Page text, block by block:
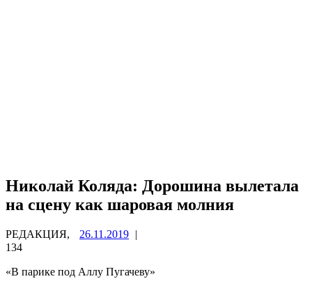
Николай Коляда: Дорошина вылетала
на сцену как шаровая молния
РЕДАКЦИЯ, 26.11.2019 |
134
«В парике под Аллу Пугачеву»